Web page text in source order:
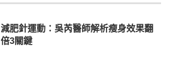
減肥針運動：吳芮醫師解析瘦身效果翻
倍3關鍵